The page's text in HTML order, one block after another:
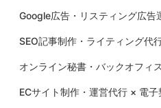
Google広告・リスティング広告
SEO記事制作・ライティング代
オンライン秘書・バックオフィ
ECサイト制作・運営代行 × 電子